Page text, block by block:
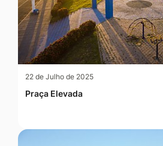
22 de Julho de 2025
Praça Elevada